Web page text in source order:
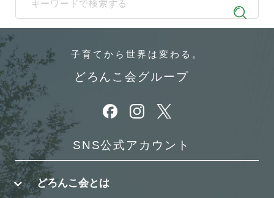
When autocomplete results are available use up and down
子育てから 世界は変わる。
どろんこ会グループ
別ウィンドウで開きます
別ウィンドウで開きます
別ウィンドウで開きます
SNS公式アカウント
どろんこ会とは